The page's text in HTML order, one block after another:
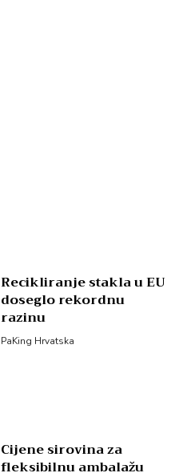
Recikliranje stakla u EU
doseglo rekordnu
razinu
PaKing Hrvatska
Cijene sirovina za
fleksibilnu ambalažu